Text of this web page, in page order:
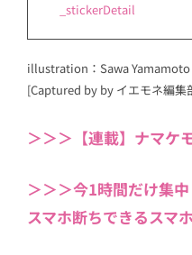
_stickerDetail
illustration：Sawa Yamamoto
[Captured by by イエモネ編集
＞＞＞【連載】ナマケ
＞＞＞今1時間だけ集
スマホ断ちできるスマ